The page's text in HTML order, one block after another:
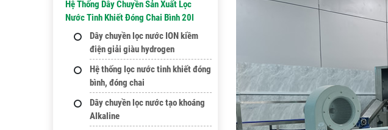
Hệ Thống Dây Chuyền Sản Xuất Lọc
Nước Tinh Khiết Đóng Chai Bình 20l
Dây chuyền lọc nước ION kiềm
điện giải giàu hydrogen
Hệ thống lọc nước tinh khiết đóng
bình, đóng chai
Dây chuyền lọc nước tạo khoáng
Alkaline